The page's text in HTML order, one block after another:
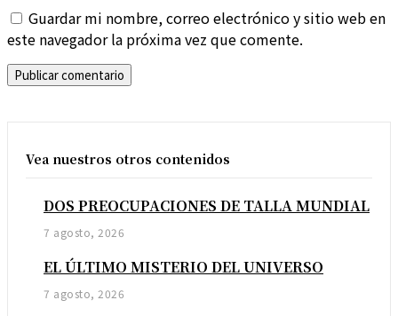
Guardar mi nombre, correo electrónico y sitio web en
este navegador la próxima vez que comente.
Vea nuestros otros contenidos
DOS PREOCUPACIONES DE TALLA MUNDIAL
7 agosto, 2026
EL ÚLTIMO MISTERIO DEL UNIVERSO
7 agosto, 2026